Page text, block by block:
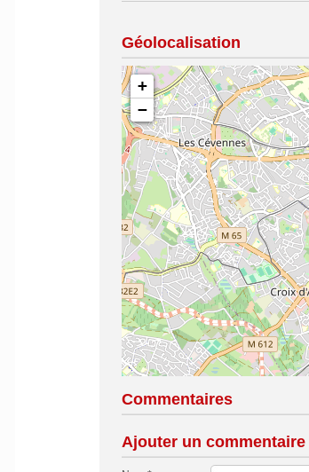
Géolocalisation
+
−
Commentaires
Ajouter un commentaire